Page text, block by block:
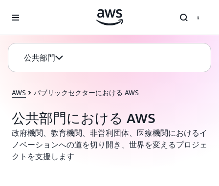
AWS パブリックセクターにおける AWS
公共部門における AWS
政府機関、教育機関、非営利団体、医療機関におけるイ
ノベーションへの道を切り開き、世界を変えるプロジェ
クトを支援します
公共部門